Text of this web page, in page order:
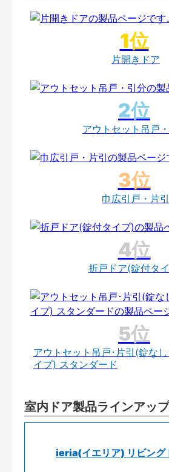
片開きドア
アウトセット吊戸
巾広引戸・片引
折戸ドア(錠付タ
アウトセット吊戸･片引(錠な
イプ) スタンダード
室内ドア製品ラインアップ
ieria(イエリア) リビング